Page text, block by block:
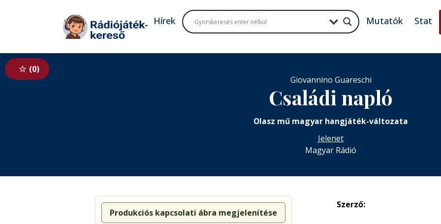
Tovább a tartalomhoz
Hírek Mutatók Stat
0
Giovannino Guareschi
Családi napló
Olasz mű magyar hangjáték-változata
Jelenet
Magyar Rádió
Produkciós kapcsolati ábra megjelenítése
Szerző: